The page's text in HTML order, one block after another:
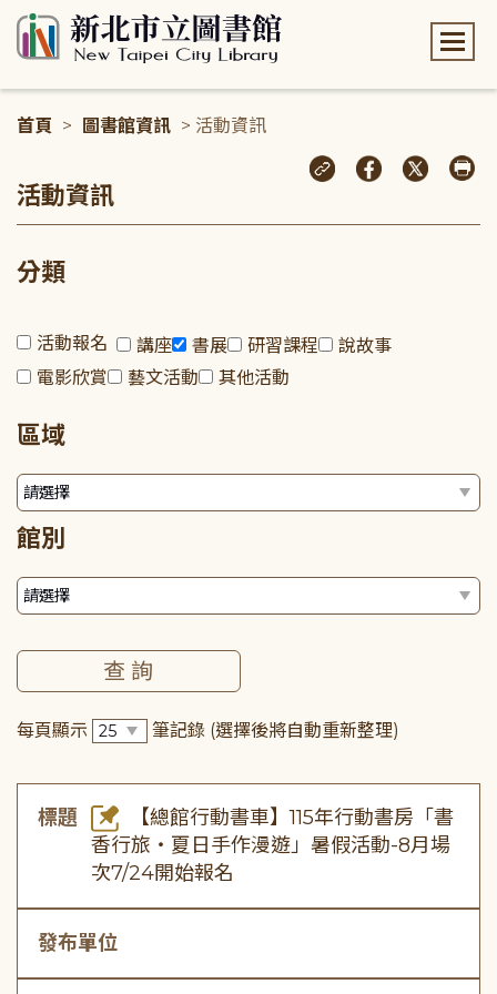
首頁 > 圖書館資訊 > 活動資訊
活動資訊
分類
活動報名 講座 書展 研習課程
說故事
電影欣賞
藝文活動 其他活動
區域
館別
每頁顯示 筆記錄 (選擇後將自動重新整理)
標題
【總館行動書車】115年行動書房「書
香行旅・夏日手作漫遊」暑假活動-8月場
次7/24開始報名
發布單位